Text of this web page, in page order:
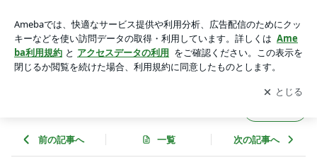
アプリをダウンロードして ブログの更新通知
を受け取りまし
ょう。
開く
前の記事へ 一覧 次の記事へ